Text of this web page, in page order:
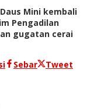
Daus Mini kembali
Pengadilan
gugatan cerai
Sebar
Tweet